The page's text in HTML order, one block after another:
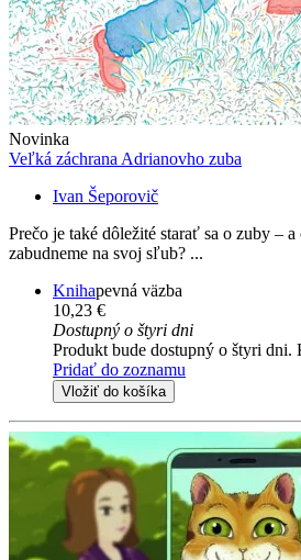
Novinka
Veľká záchrana Adrianovho zuba
Ivan Šeporovič
Prečo je také dôležité starať sa o zuby –
zabudneme na svoj sľub? ...
Knihapevná väzba
10,23 €
Dostupný o štyri dni
Produkt bude dostupný o štyri dni.
Pridať do zoznamu
Vložiť do košíka